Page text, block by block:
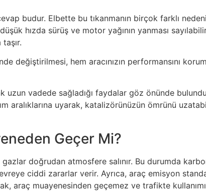
budur. Elbette bu tıkanmanın birçok farklı
hızda sürüş ve motor yağının yanması
hem aracınızın performansını
vadede sağladığı faydalar göz önünde
aralıklarına uyarak, katalizörünüzün ömrünü
Geçer Mi?
doğrudan atmosfere salınır. Bu durumda
ciddi zararlar verir. Ayrıca, araç emisyon
araç muayenesinden geçemez ve trafikte